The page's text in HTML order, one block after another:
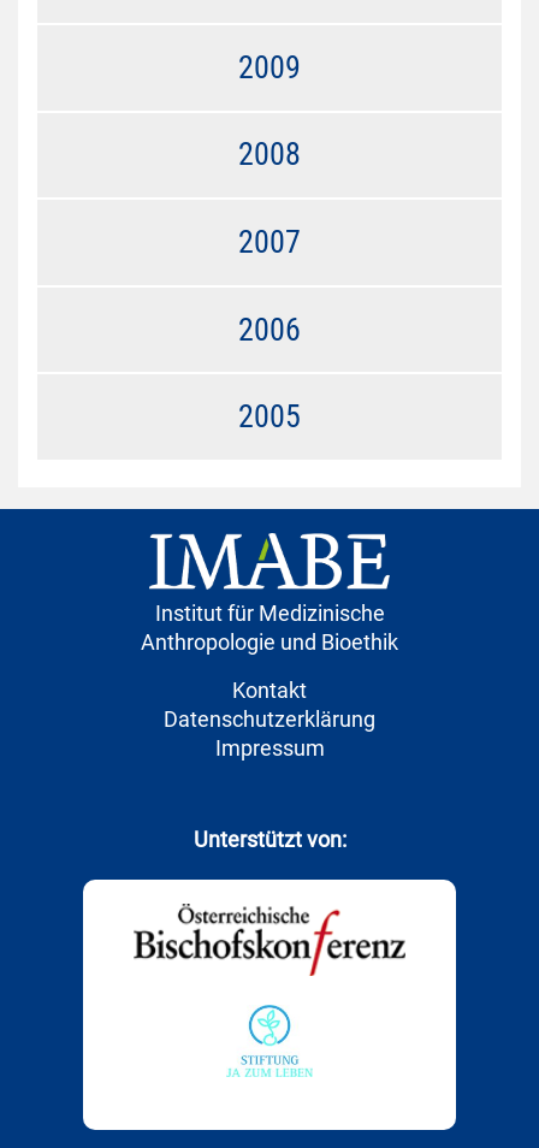
2009
2008
2007
2006
2005
Institut für Medizinische
Anthropologie und Bioethik
Kontakt
Datenschutzerklärung
Impressum
Unterstützt von: